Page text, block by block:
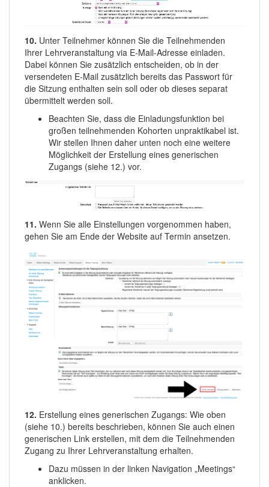
10. Unter Teilnehmer können Sie die Teilnehmenden
Ihrer Lehrveranstaltung via E-Mail-Adresse einladen.
Dabei können Sie zusätzlich entscheiden, ob in der
versendeten E-Mail zusätzlich bereits das Passwort für
die Sitzung enthalten sein soll oder ob dieses separat
übermittelt werden soll.
Beachten Sie, dass die Einladungsfunktion bei
großen teilnehmenden Kohorten unpraktikabel ist.
Wir stellen Ihnen daher unten noch eine weitere
Möglichkeit der Erstellung eines generischen
Zugangs (siehe 12.) vor.
11. Wenn Sie alle Einstellungen vorgenommen haben,
gehen Sie am Ende der Website auf Termin ansetzen.
12. Erstellung eines generischen Zugangs: Wie oben
(siehe 10.) bereits beschrieben, können Sie auch einen
generischen Link erstellen, mit dem die Teilnehmenden
Zugang zu Ihrer Lehrveranstaltung erhalten.
Dazu müssen in der linken Navigation „Meetings“
anklicken.